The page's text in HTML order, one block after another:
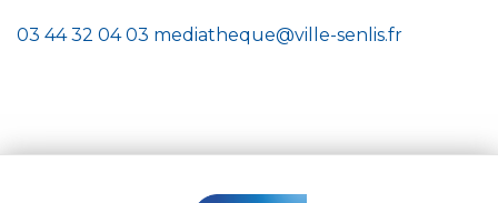
03 44 32 04 03 mediatheque@ville-senlis.fr